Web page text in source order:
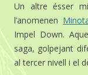
Un altre ésser
l’anomenen
Impel Down.
saga, golpejant
al tercer nivell i el